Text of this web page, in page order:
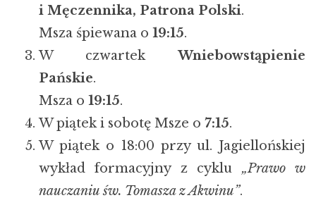
i Męczennika, Patrona Polski.
Msza śpiewana o 19:15.
W czwartekWniebowstąpienie
Pańskie.
Msza o 19:15.
W piątek i sobotę Msze o 7:15.
W piątek o 18:00 przy ul. Jagiellońskiej
wykład formacyjny z cyklu „Prawo w
nauczaniu św. Tomasza z Akwinu”.